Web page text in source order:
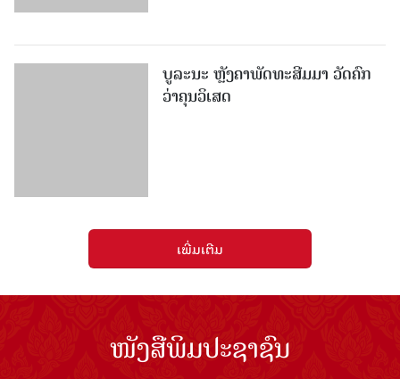
ບູລະນະ ຫຼັງຄາພັດທະສີມມາ ວັດຄົກ
ວ່າຄຸນວິເສດ
ເພີ່ມເຕີມ
ໜັງສືພິມປະຊາຊົນ